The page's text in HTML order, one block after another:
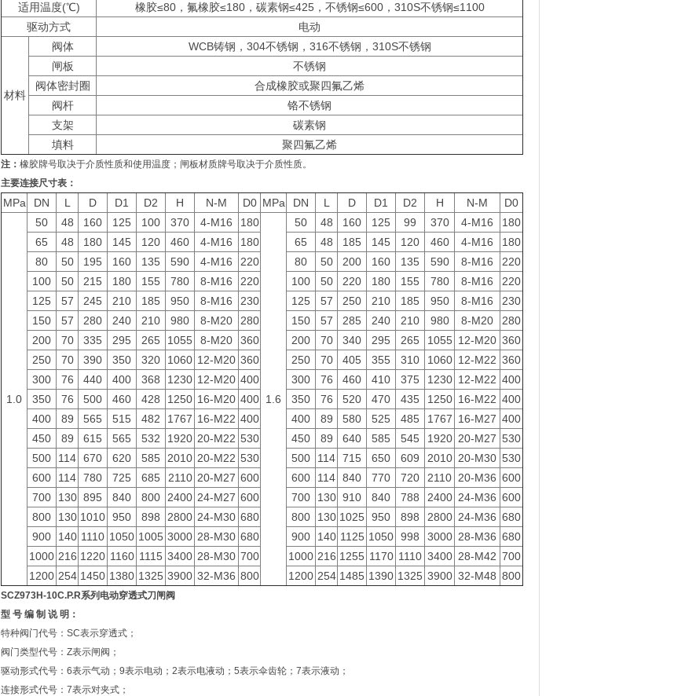
适用温度(℃)
橡胶≤80，氟橡胶≤180，碳素钢≤425，不锈钢≤600，310S不锈钢≤1100
驱动方式
电动
材料
阀体
WCB铸钢，304不锈钢，316不锈钢，310S不锈钢
闸板
不锈钢
阀体密封圈
合成橡胶或聚四氟乙烯
阀杆
铬不锈钢
支架
碳素钢
填料
聚四氟乙烯
注： 橡胶牌号取决于介质性质和使用温度；闸板材质牌号取决于介质性质。
主要连接尺寸表：
MPa DN L D D1 D2 H N-M D0 MPa DN L D D1 D2 H N-M D0
1.0
50 48 160 125 100 370 4-M16 180
1.6
50 48 160 125 99 370 4-M16
180
65
48 180 145 120 460 4-M16 180 65 48 185 145 120 460 4-M16
180
80
50 195 160 135 590 4-M16 220 80 50 200 160 135 590 8-M16
220
100
50 215 180 155 780 8-M16 220 100 50 220 180 155 780 8-M16
220
125
57 245 210 185 950 8-M16 230 125 57 250 210 185 950 8-M16
230
150
57 280 240 210 980 8-M20 280 150 57 285 240 210 980 8-M20
280
200
70 335 295 265 1055 8-M20 360 200 70 340 295 265 1055 12-M20 360
250
70 390 350 320 1060 12-M20 360 250 70 405 355 310 1060 12-M22 360
300
76 440 400 368 1230 12-M20 400 300 76 460 410 375 1230 12-M22 400
350
76 500 460 428 1250 16-M20 400 350 76 520 470 435 1250 16-M22 400
400
89 565 515 482 1767 16-M22 400 400 89 580 525 485 1767 16-M27 400
450
89 615 565 532 1920 20-M22 530 450 89 640 585 545 1920 20-M27 530
500
114 670 620 585 2010 20-M22 530 500 114 715 650 609 2010 20-M30 530
600
114 780 725 685 2110 20-M27 600 600 114 840 770 720 2110 20-M36 600
700
130 895 840 800 2400 24-M27 600 700 130 910 840 788 2400 24-M36 600
800
130 1010 950 898 2800 24-M30 680 800 130 1025 950 898 2800 24-M36 680
900
140 1110 1050 1005 3000 28-M30 680 900 140 1125 1050 998 3000 28-M36 680
1000 216 1220 1160 1115 3400 28-M30 700 1000 216 1255 1170 1110 3400 28-M42 700
1200 254 1450 1380 1325 3900 32-M36 800 1200 254 1485 1390 1325 3900 32-M48 800
SCZ973H-10C.P.R系列电动穿透式刀闸阀
型 号 编 制 说 明：
特种阀门代号：SC表示穿透式；
阀门类型代号：Z表示闸阀；
驱动形式代号：6表示气动；9表示电动；2表示电液动；5表示伞齿轮；7表示液动；
连接形式代号：7表示对夹式；